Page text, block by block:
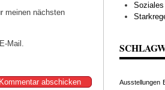
meinen nächsten
Mail.
Soziales
Ausstellungen